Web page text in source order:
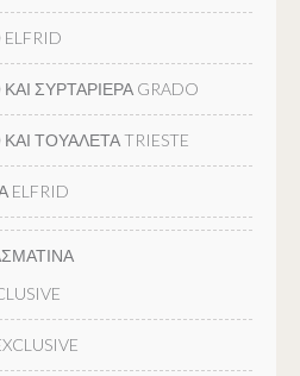
ΣΥΡΤΑΡΙΕΡΑ GRADO
ΤΟΥΑΛΕΤΑ TRIESTE
ELFRID